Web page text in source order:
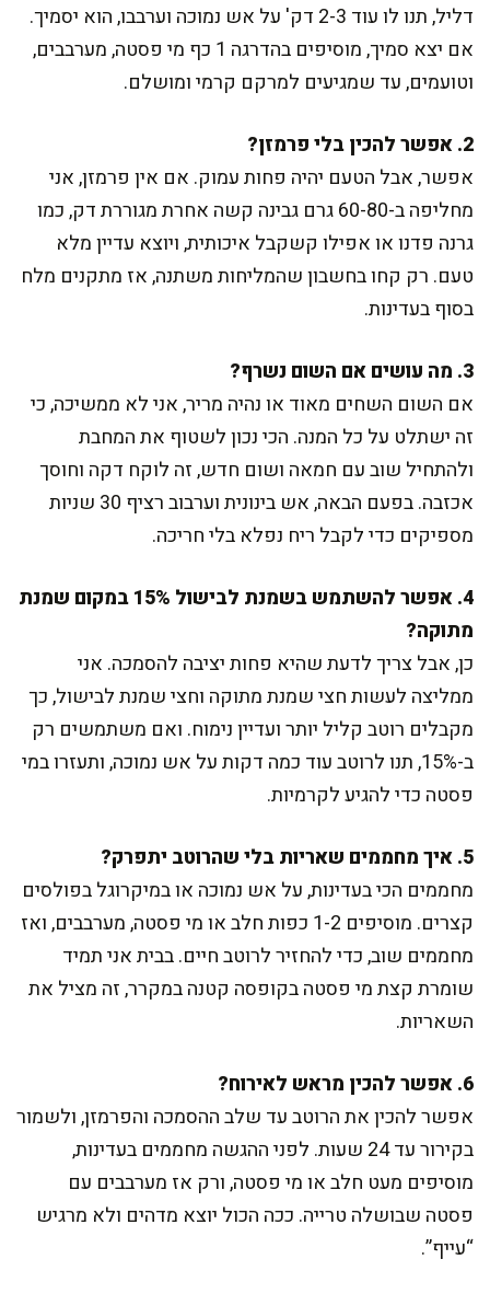
דליל, תנו לו עוד 2-3 דק' על אש נמוכה וערבבו, הוא יסמיך.
אם יצא סמיך, מוסיפים בהדרגה 1 כף מי פסטה, מערבבים,
וטועמים, עד שמגיעים למרקם קרמי ומושלם.
2. אפשר להכין בלי פרמזן?
אפשר, אבל הטעם יהיה פחות עמוק. אם אין פרמזן, אני
מחליפה ב-60-80 גרם גבינה קשה אחרת מגוררת דק, כמו
גרנה פדנו או אפילו קשקבל איכותית, ויוצא עדיין מלא
טעם. רק קחו בחשבון שהמליחות משתנה, אז מתקנים מלח
בסוף בעדינות.
3. מה עושים אם השום נשרף?
אם השום השחים מאוד או נהיה מריר, אני לא ממשיכה, כי
זה ישתלט על כל המנה. הכי נכון לשטוף את המחבת
ולהתחיל שוב עם חמאה ושום חדש, זה לוקח דקה וחוסך
אכזבה. בפעם הבאה, אש בינונית וערבוב רציף 30 שניות
מספיקים כדי לקבל ריח נפלא בלי חריכה.
4. אפשר להשתמש בשמנת לבישול 15% במקום שמנת
מתוקה?
כן, אבל צריך לדעת שהיא פחות יציבה להסמכה. אני
ממליצה לעשות חצי שמנת מתוקה וחצי שמנת לבישול, כך
מקבלים רוטב קליל יותר ועדיין נימוח. ואם משתמשים רק
ב-15%, תנו לרוטב עוד כמה דקות על אש נמוכה, ותעזרו במי
פסטה כדי להגיע לקרמיות.
5. איך מחממים שאריות בלי שהרוטב יתפרק?
מחממים הכי בעדינות, על אש נמוכה או במיקרוגל בפולסים
קצרים. מוסיפים 1-2 כפות חלב או מי פסטה, מערבבים, ואז
מחממים שוב, כדי להחזיר לרוטב חיים. בבית אני תמיד
שומרת קצת מי פסטה בקופסה קטנה במקרר, זה מציל את
השאריות.
6. אפשר להכין מראש לאירוח?
אפשר להכין את הרוטב עד שלב ההסמכה והפרמזן, ולשמור
בקירור עד 24 שעות. לפני ההגשה מחממים בעדינות,
מוסיפים מעט חלב או מי פסטה, ורק אז מערבבים עם
פסטה שבושלה טרייה. ככה הכול יוצא מדהים ולא מרגיש
“עייף”.